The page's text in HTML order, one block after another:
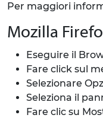
Per maggiori
Mozilla
Eseguire il
Fare click sul
Selezionare
Seleziona il
Fare clic su